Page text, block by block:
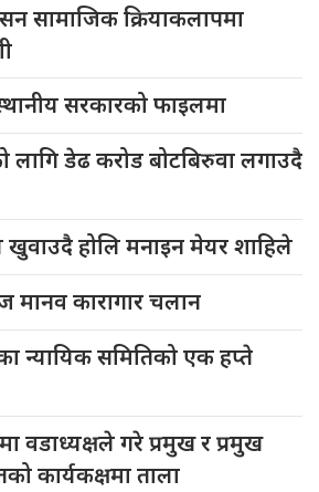
सामाजिक क्रियाकलापमा
सरकारको फाइलमा
लागि डेढ करोड बोटबिरुवा लगाउदै
होलि मनाइन मेयर शाहिले
मानव कारागार चलान
न्यायिक समितिको एक हप्ते
वडाध्यक्षले गरे प्रमुख र प्रमुख
कार्यकक्षमा ताला